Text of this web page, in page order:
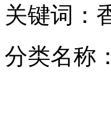
关键词：
分类名称